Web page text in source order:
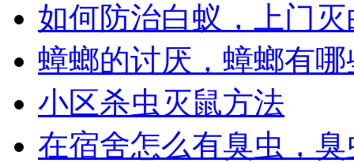
如何防治白蚁，上门灭
蟑螂的讨厌，蟑螂有哪
小区杀虫灭鼠方法
在宿舍怎么有臭虫，臭